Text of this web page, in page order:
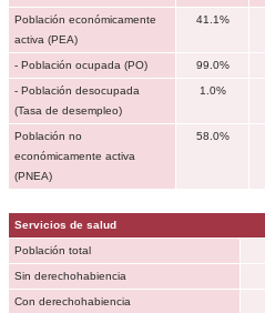
Población económicamente
activa (PEA)
41.1%
- Población ocupada (PO) 99.0%
- Población desocupada
(Tasa de desempleo)
1.0%
Población no
económicamente activa
(PNEA)
58.0%
Servicios de salud
Población total
Sin derechohabiencia
Con derechohabiencia